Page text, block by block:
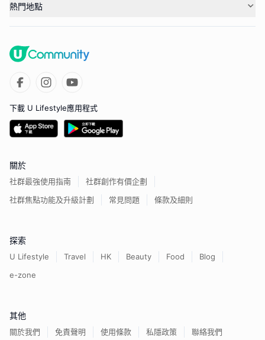
熱門地點
下載 U Lifestyle應用程式
關於
社群最強使用指南
社群創作有價企劃
社群焦點功能及升級計劃
常見問題 條款及細則
探索
U Lifestyle Travel HK Beauty Food
Blog
e-zone
其他
關於我們 免責聲明 使用條款 私隱政策 聯絡我們